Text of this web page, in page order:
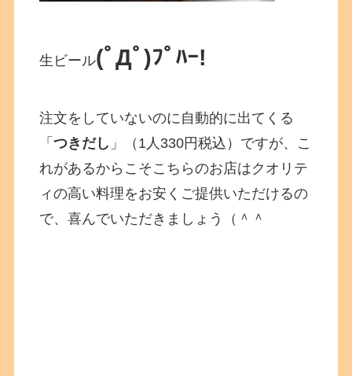
生ビール(ﾟДﾟ)ﾌﾟﾊｰ!
注文をしていないのに自動的に出てくる
「つきだし 」（1人330円税込）ですが、こ
れがあるからこそこちらのお店はクオリテ
ィの高い料理をお安くご提供いただけるの
で、喜んでいただきましょう（＾＾